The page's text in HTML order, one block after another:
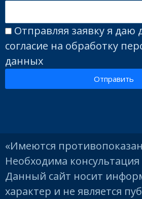
Отправляя заявку я даю
согласие на обработку
данных
Отправить
«Имеются
Необходима консультация
Данный сайт носит
характер и не является